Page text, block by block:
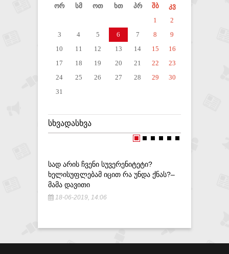
ორ
სმ ოთ ხთ პრ შბ
კვ
1
2
3
4 5 6 7 8
9
10
11 12 13 14 15
16
17
18 19 20 21 22
23
24
25 26 27 28 29
30
31
ᲡᲮᲕᲐᲓᲐᲡᲮᲕᲐ
ᲡᲐᲓ ᲐᲠᲘᲡ ᲩᲕᲔᲜᲘ ᲡᲣᲕᲔᲠᲔᲜᲘᲢᲔᲢᲘ?
ᲮᲔᲚᲘᲡᲣᲤᲚᲔᲑᲐᲛ ᲘᲪᲘᲗ ᲠᲐ ᲣᲜᲓᲐ ᲥᲜᲐᲡ?–
ᲛᲐᲛᲐ ᲓᲐᲕᲘᲗᲘ
18-06-2019, 14:06